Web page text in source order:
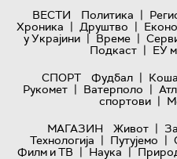
ВЕСТИ Политика |
Хроника | Друштво |
у Украјини | Време |
Подкаст | ЕУ
СПОРТ
Фудбал |
Рукомет | Ватерполо |
спортови |
МАГАЗИН
Живот |
Технологијa | Путујемо |
Филм и ТВ | Наука |